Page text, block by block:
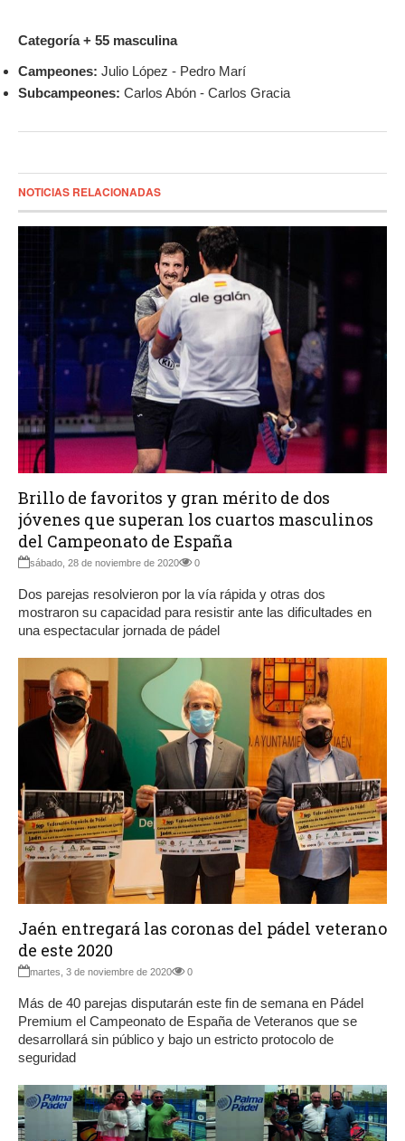
Categoría + 55 masculina
Campeones: Julio López - Pedro Marí
Subcampeones: Carlos Abón - Carlos Gracia
NOTICIAS RELACIONADAS
Brillo de favoritos y gran mérito de dos
jóvenes que superan los cuartos masculinos
del Campeonato de España
sábado, 28 de noviembre de 2020 0
Dos parejas resolvieron por la vía rápida y otras dos
mostraron su capacidad para resistir ante las dificultades en
una espectacular jornada de pádel
Jaén entregará las coronas del pádel veterano
de este 2020
martes, 3 de noviembre de 2020 0
Más de 40 parejas disputarán este fin de semana en Pádel
Premium el Campeonato de España de Veteranos que se
desarrollará sin público y bajo un estricto protocolo de
seguridad